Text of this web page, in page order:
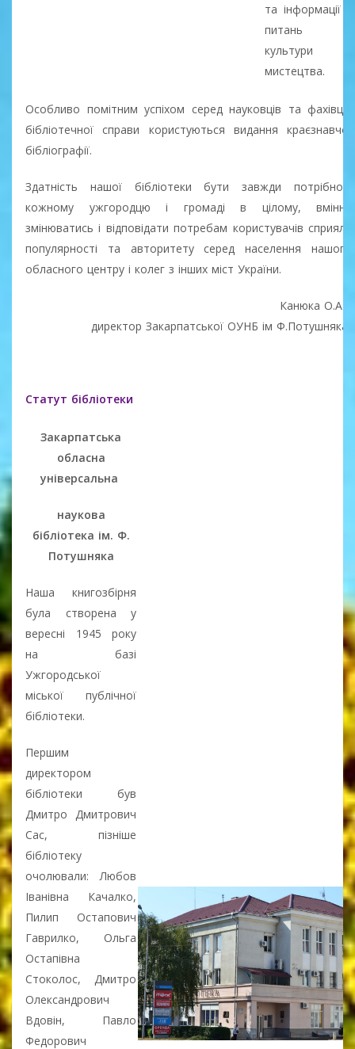
та інформації з
питань
культури і
мистецтва.
Особливо помітним успіхом серед науковців та фахівців
бібліотечної справи користуються видання краєзнавчої
бібліографії.
Здатність нашої бібліотеки бути завжди потрібною
кожному ужгородцю і громаді в цілому, вміння
змінюватись і відповідати потребам користувачів сприяли
популярності та авторитету серед населення нашого
обласного центру і колег з інших міст України.
Канюка О.А.,
директор Закарпатської ОУНБ ім Ф.Потушняка
Статут бібліотеки
Закарпатська
обласна
універсальна
наукова
бібліотека ім. Ф.
Потушняка
Наша книгозбірня
була створена у
вересні 1945 року
на базі
Ужгородської
міської публічної
бібліотеки.
Першим
директором
бібліотеки був
Дмитро Дмитрович
Сас, пізніше
бібліотеку
очолювали: Любов
Іванівна Качалко,
Пилип Остапович
Гаврилко, Ольга
Остапівна
Стоколос, Дмитро
Олександрович
Вдовін, Павло
Федорович